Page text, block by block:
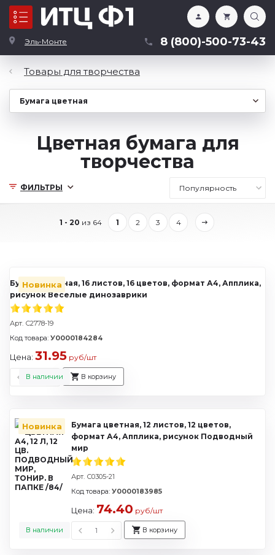
Эль-Монте 8 (800)-500-73-43
Каталог
ФИЛЬТРЫ
Товары для творчества
Цветная бумага для
творчества
1 - 20 из 64 1 2 3 4
Новинка
Бумага цветная, 16 листов, 16 цветов, формат А4, Апплика,
рисунок Веселые динозаврики
Арт. С2778-19
В наличии
Код товара: У0000184284
Цена: 31.95 руб/шт
В корзину
Новинка
Бумага цветная, 12 листов, 12 цветов,
формат А4, Апплика, рисунок Подводный
мир
Арт. С0305-21
В наличии
Код товара: У0000183985
Цена: 74.40 руб/шт
В корзину